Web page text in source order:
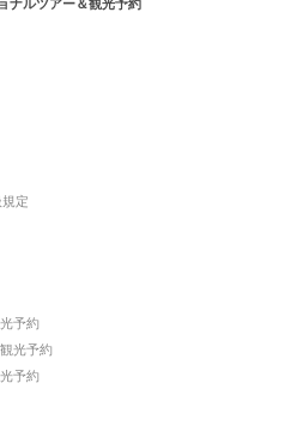
ナルツアー＆観光予約
定
予約
光予約
予約